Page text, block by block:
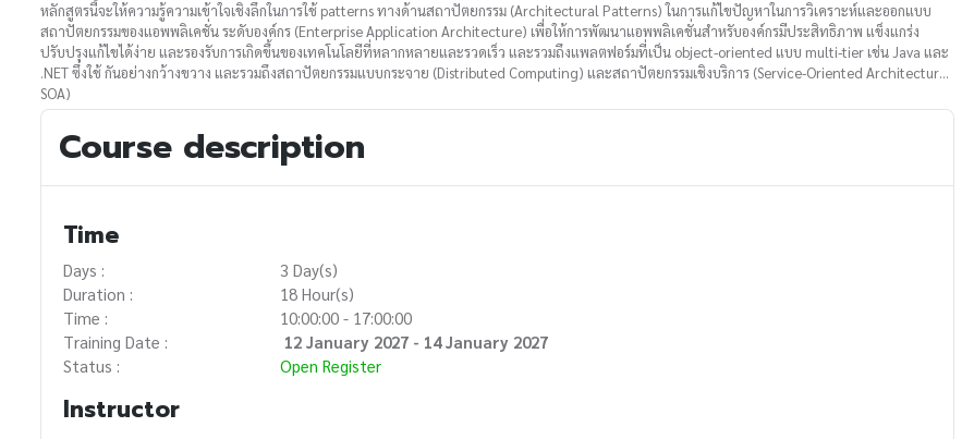
หลักสูตรนี้จะให้ความรู้ความเข้าใจเชิงลึกในการใช้ patterns ทางด้านสถาปัตยกรรม (Architectural Patterns) ในการแก้ไขปัญหาในการวิเคราะห์และออกแบบ
สถาปัตยกรรมของแอพพลิเคชั่น ระดับองค์กร (Enterprise Application Architecture) เพื่อให้การพัฒนาแอพพลิเคชั่นสำหรับองค์กรมีประสิทธิภาพ แข็งแกร่ง
ปรับปรุงแก้ไขได้ง่าย และรองรับการเกิดขึ้นของเทคโนโลยีที่หลากหลายและรวดเร็ว และรวมถึงแพลตฟอร์มที่เป็น object-oriented แบบ multi-tier เช่น Java และ
.NET ซึ่งใช้ กันอย่างกว้างขวาง และรวมถึงสถาปัตยกรรมแบบกระจาย (Distributed Computing) และสถาปัตยกรรมเชิงบริการ (Service-Oriented Architecture:
SOA)
Course description
Time
Days :
3 Day(s)
Duration :
18 Hour(s)
Time :
10:00:00 - 17:00:00
Training Date :
12 January 2027 - 14 January 2027
Status :
Open Register
Instructor